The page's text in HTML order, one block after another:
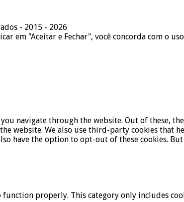
- 2015 - 2026
em "Aceitar e Fechar", você concorda com o
navigate through the website. Out of these,
website. We also use third-party cookies that
have the option to opt-out of these cookies.
properly. This category only includes